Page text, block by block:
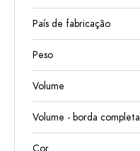
País de fabricação
Peso
Volume
Volume - borda completa